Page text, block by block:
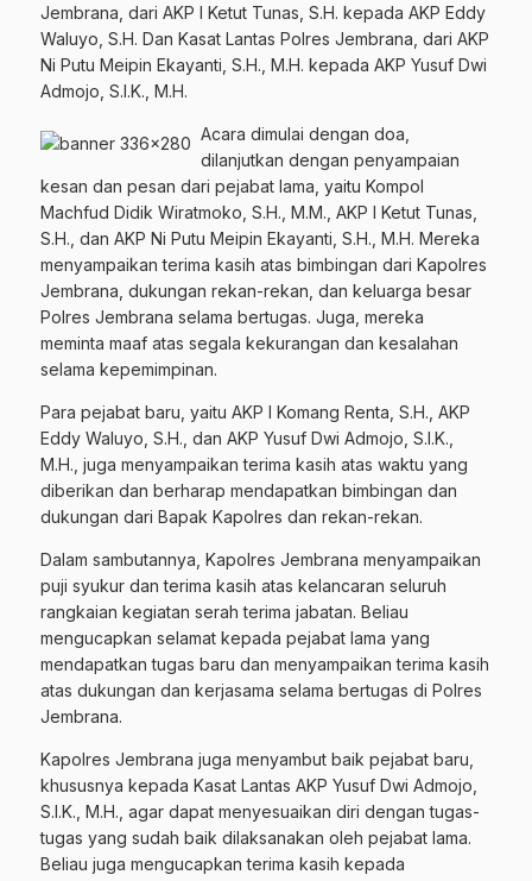
Jembrana, dari AKP I Ketut Tunas, S.H. kepada AKP Eddy
Waluyo, S.H. Dan Kasat Lantas Polres Jembrana, dari AKP
Ni Putu Meipin Ekayanti, S.H., M.H. kepada AKP Yusuf Dwi
Admojo, S.I.K., M.H.
Acara dimulai dengan doa,
dilanjutkan dengan penyampaian
kesan dan pesan dari pejabat lama, yaitu Kompol
Machfud Didik Wiratmoko, S.H., M.M., AKP I Ketut Tunas,
S.H., dan AKP Ni Putu Meipin Ekayanti, S.H., M.H. Mereka
menyampaikan terima kasih atas bimbingan dari Kapolres
Jembrana, dukungan rekan-rekan, dan keluarga besar
Polres Jembrana selama bertugas. Juga, mereka
meminta maaf atas segala kekurangan dan kesalahan
selama kepemimpinan.
Para pejabat baru, yaitu AKP I Komang Renta, S.H., AKP
Eddy Waluyo, S.H., dan AKP Yusuf Dwi Admojo, S.I.K.,
M.H., juga menyampaikan terima kasih atas waktu yang
diberikan dan berharap mendapatkan bimbingan dan
dukungan dari Bapak Kapolres dan rekan-rekan.
Dalam sambutannya, Kapolres Jembrana menyampaikan
puji syukur dan terima kasih atas kelancaran seluruh
rangkaian kegiatan serah terima jabatan. Beliau
mengucapkan selamat kepada pejabat lama yang
mendapatkan tugas baru dan menyampaikan terima kasih
atas dukungan dan kerjasama selama bertugas di Polres
Jembrana.
Kapolres Jembrana juga menyambut baik pejabat baru,
khususnya kepada Kasat Lantas AKP Yusuf Dwi Admojo,
S.I.K., M.H., agar dapat menyesuaikan diri dengan tugas-
tugas yang sudah baik dilaksanakan oleh pejabat lama.
Beliau juga mengucapkan terima kasih kepada